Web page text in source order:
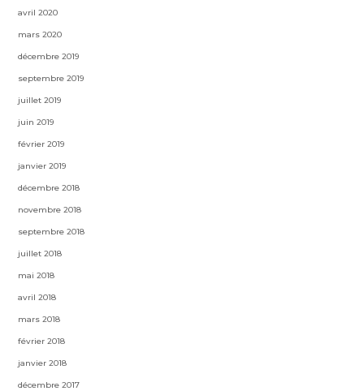
avril 2020
mars 2020
décembre 2019
septembre 2019
juillet 2019
juin 2019
février 2019
janvier 2019
décembre 2018
novembre 2018
septembre 2018
juillet 2018
mai 2018
avril 2018
mars 2018
février 2018
janvier 2018
décembre 2017